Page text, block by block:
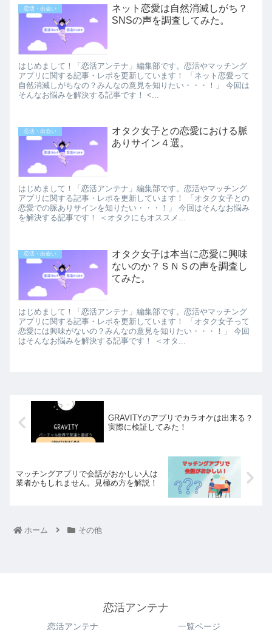
恋活・出会い
ネット恋愛は自然消滅しがち？
SNSの声を調査してみた。
はじめまして！「恋活アンテナ」編集部です。恋活やマッチング
アプリに関する記事・レポを更新しています！ 「ネット恋愛って
自然消滅しがちなの？みんなの意見を知りたい・・・！」 今回は
そんなお悩みを解決する記事です！ <...
恋活・出会い
オタク女子との恋愛における脈
ありサイン４選。
はじめまして！「恋活アンテナ」編集部です。恋活やマッチング
アプリに関する記事・レポを更新しています！ 「オタク女子との
恋愛での脈ありサインを知りたい・・・！」 今回はそんなお悩み
を解決する記事です！ ＜オタクにもオススメ...
恋活・出会い
オタク女子は本当に恋愛に興味
ないのか？ＳＮＳの声を調査し
てみた。
はじめまして！「恋活アンテナ」編集部です。恋活やマッチング
アプリに関する記事・レポを更新しています！ 「オタク女子って
恋愛には興味がないの？みんなの意見を知りたい・・・！」 今回
はそんなお悩みを解決する記事です！ ＜オタ...
GRAVITYのアプリでカラオケは出来る？
実際に検証してみた！
マッチングアプリで会話がおかしい人は
業者かもしれません。見極め方を解説！
ホーム その他
恋活アンテナ
恋活アンテナ 一覧ページ